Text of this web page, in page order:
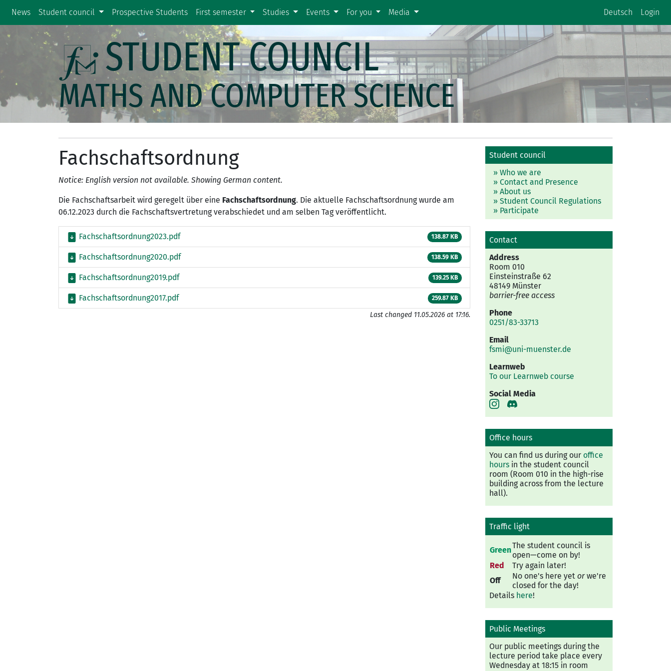
News Student council Prospective Students First semester Studies Events For you Media Deutsch Login
STUDENT COUNCIL
MATHS AND COMPUTER SCIENCE
Fachschaftsordnung
Notice: English version not available. Showing German content.
Die Fachschaftsarbeit wird geregelt über eine Fachschaftsordnung. Die aktuelle Fachschaftsordnung wurde am
06.12.2023 durch die Fachschaftsvertretung verabschiedet und am selben Tag veröffentlicht.
Fachschaftsordnung2023.pdf 138.87 KB
Fachschaftsordnung2020.pdf 138.59 KB
Fachschaftsordnung2019.pdf 139.25 KB
Fachschaftsordnung2017.pdf 259.87 KB
Last changed 11.05.2026 at 17:16.
Student council
» Who we are
» Contact and Presence
» About us
» Student Council Regulations
» Participate
Contact
Address
Room 010
Einsteinstraße 62
48149 Münster
barrier-free access
Phone
0251/83-33713
Email
fsmi@uni-muenster.de
Learnweb
To our Learnweb course
Social Media
Office hours
You can find us during our office
hours in the student council
room (Room 010 in the high-rise
building across from the lecture
hall).
Traffic light
GreenThe student council is
open—come on by!
Red
Try again later!
Off
No one's here yet orwe're
closed for the day!
Details here!
Public Meetings
Our public meetings during the
lecture period take place every
Wednesday at 18:15 in room